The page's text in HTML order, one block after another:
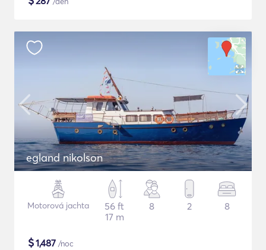
egland nikolson
Motorová jachta
56 ft
17 m
8 2 8
$1,487 /noc